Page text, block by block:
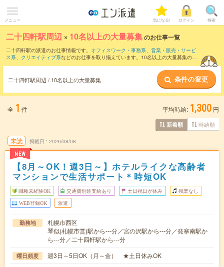
メニュー 気になる! ログイン 検索
二十四軒駅周辺 × 10名以上の大量募集のお仕事一覧
二十四軒駅の派遣のお仕事情報です。 オフィスワーク・事務系、 営業・販売・サービ
ス系、 クリエイティブ系などのお仕事を取り揃えています。10名以上の大量募集の条
二十四軒駅周辺 / 10名以上の大量募集 条件の変更
全 1 件 平均時給: 1,300 円
新着順 時給順
未読
NEW
掲載日 2026/08/08
【8月～OK！週3日～】ホテルライクな高齢者
マンションで生活サポート＊時短OK
職種未経験OK 交通費別途支給あり 土日祝日が休み 残業なし
WEB登録OK 派遣
勤務地
札幌市西区
琴似(札幌市営)駅から---分／宮の沢駅から---分／発寒南駅か
ら---分／二十四軒駅から---分
曜日頻度 週3日～5日OK（月～金） ★土日休みOK